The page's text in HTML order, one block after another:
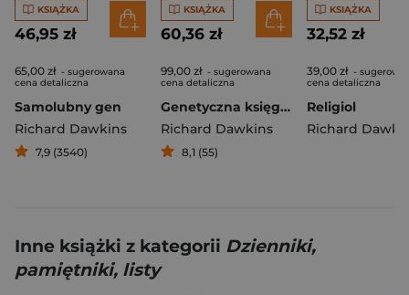
KSIĄŻKA
46,95 zł
65,00 zł - sugerowana
cena detaliczna
Samolubny gen
Richard Dawkins
7,9 (3540)
KSIĄŻKA
60,36 zł
99,00 zł - sugerowana
cena detaliczna
Genetyczna księga umarłych. Darwinowska refleksja
Richard Dawkins
8,1 (55)
KSIĄŻKA
32,52 zł
39,00 zł -
cena detaliczna
Religiol
Richard
Inne książki z kategorii Dzienniki,
pamiętniki, listy